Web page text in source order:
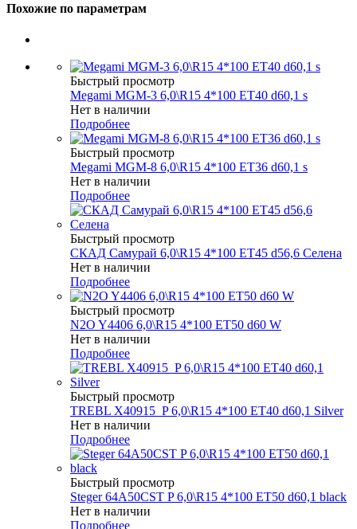
Похожие по параметрам
Быстрый просмотр
Megami MGM-3 6,0\R15 4*100 ET40 d60,1 s
Нет в наличии
Подробнее
Быстрый просмотр
Megami MGM-8 6,0\R15 4*100 ET36 d60,1 s
Нет в наличии
Подробнее
Быстрый просмотр
СКАД Самурай 6,0\R15 4*100 ET45 d56,6 Селена
Нет в наличии
Подробнее
Быстрый просмотр
N2O Y4406 6,0\R15 4*100 ET50 d60 W
Нет в наличии
Подробнее
Быстрый просмотр
TREBL X40915_P 6,0\R15 4*100 ET40 d60,1 Silver
Нет в наличии
Подробнее
Быстрый просмотр
Steger 64A50CST P 6,0\R15 4*100 ET50 d60,1 black
Нет в наличии
Подробнее